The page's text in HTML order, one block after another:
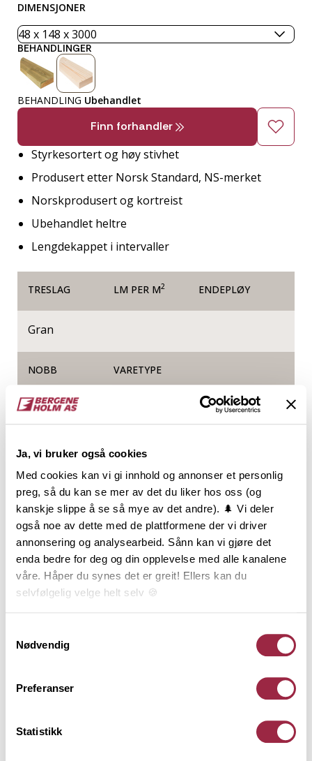
Ja, vi bruker også cookies
Med cookies kan vi gi innhold og annonser et personlig
preg, så du kan se mer av det du liker hos oss (og
kanskje slippe å se så mye av det andre). 🌲 Vi deler
også noe av dette med de plattformene der vi driver
annonsering og analysearbeid. Sånn kan vi gjøre det
enda bedre for deg og din opplevelse med alle kanalene
våre. Håper du synes det er greit! Ellers kan du
selvfølgelig velge helt selv 🍪
Nødvendig
Preferanser
Statistikk
DIMENSJONER
BEHANDLINGER
BEHANDLING Ubehandlet
Finn forhandler
Styrkesortert og høy stivhet
Produsert etter Norsk Standard, NS-merket
Norskprodusert og kortreist
Ubehandlet heltre
Lengdekappet i intervaller
TRESLAG LM PER M2 ENDEPLØY
Gran
NOBB VARETYPE
60170063
Produktinformasjon
Konstruksjonsvirke, ofte kalt K-virke, er sortert med
hensyn til styrke og stivhet og er produsert etter
gjeldende standard for styrkesortering. Varen er
lengdekappet i intervaller, høvlet på alle 4 sider og
har avrundede eller fasede kanter.
Konstruksjonsvirke er CE og NS-merket og
underlagt 3-part kontroll. Styrkeklassen C24 brukes i
og utføres av kvalifisert personell. Denne varen er
produsert i Norge av PEFC-sertifisert tømmer fra
bærekraftige skoger og har lang levetid ved riktig
bruk. Livsløpsanalyse, påvirkning på miljø og lagring
EcoProduct.